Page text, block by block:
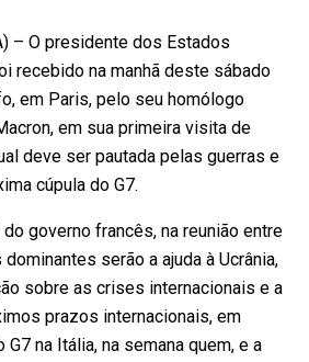
– O presidente dos Estados
recebido na manhã deste sábado
em Paris, pelo seu homólogo
em sua primeira visita de
deve ser pautada pelas guerras e
cúpula do G7.
governo francês, na reunião entre
serão a ajuda à Ucrânia,
sobre as crises internacionais e a
prazos internacionais, em
G7 na Itália, na semana quem, e a